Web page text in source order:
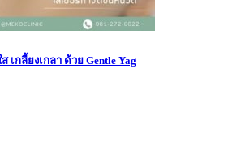
กลี้ยงเกลา ด้วย Gentle Yag